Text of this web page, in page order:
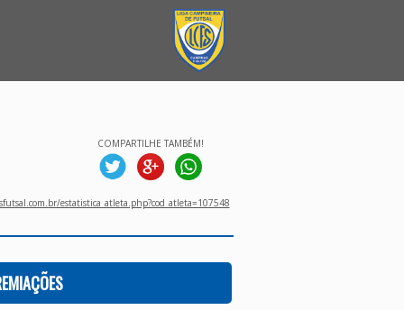
COMPARTILHE TAMBÉM!
estatistica_atleta.php?cod_atleta=107548